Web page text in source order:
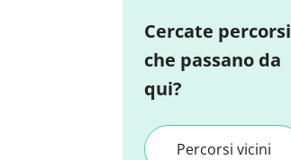
Cercate percorsi
che passano da
qui?
Percorsi vicini